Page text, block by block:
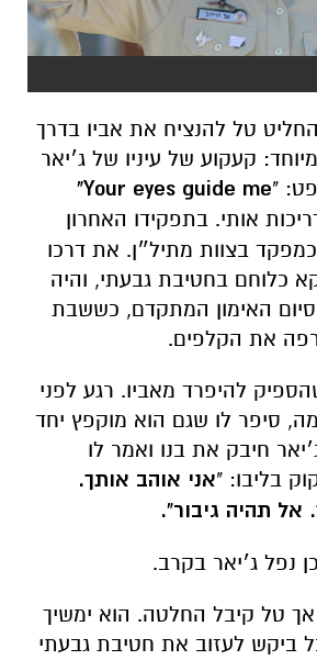
החליט טל להנציח את אביו בדרך
קעקוע של עיניו של ג׳יאר
"
Your eyes guide
me"
אותי. בתפקידו האחרון
כמפקד בצוות מתיל״ן. את דרכו
כלוחם בחטיבת גבעתי, והיה
סיום האימון המתקדם, כששבת
את הקלפים.
להיפרד מאביו. רגע לפני
סיפר לו שגם הוא מוקפץ יחד
חיבק את בנו ואמר לו
בליבו: "אני אוהב אותך.
אל תהיה גיבור".
נפל ג׳יאר בקרב.
אך טל קיבל החלטה. הוא ימשיך
ביקש לעזוב את חטיבת גבעתי